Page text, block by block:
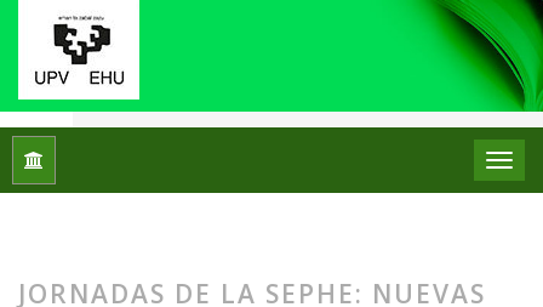
Inicio Núm. 26 (2021): Monográfico IX Jornadas
JORNADAS DE LA SEPHE: NUEVAS